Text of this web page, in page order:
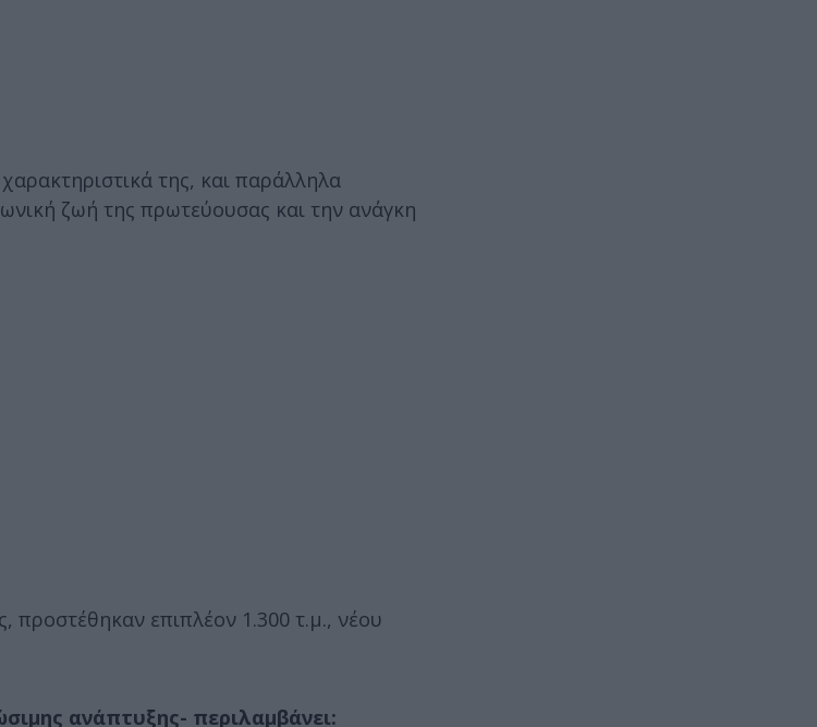
της, και παράλληλα
ζωή της πρωτεύουσας και την ανάγκη
προστέθηκαν επιπλέον 1.300 τ.μ., νέου
ανάπτυξης- περιλαμβάνει: